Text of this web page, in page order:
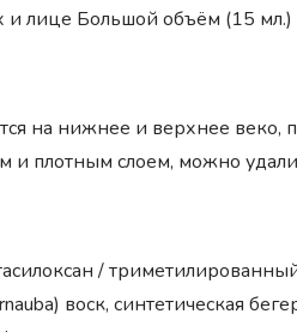
и лице Большой объём (15
на нижнее и верхнее веко,
и плотным слоем, можно
/
воск, синтетическая